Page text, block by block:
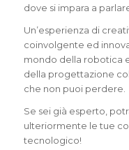
dove si impara a
Un’esperienza di
coinvolgente ed
mondo della robotica
della progettazione
che non puoi perdere.
Se sei già esperto,
ulteriormente le tue
tecnologico!